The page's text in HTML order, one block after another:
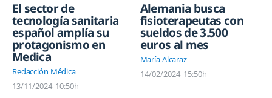
El sector de
tecnología sanitaria
español amplía su
protagonismo en
Medica
Redacción Médica
13/11/2024 10:50h
Alemania busca
fisioterapeutas con
sueldos de 3.500
euros al mes
María Alcaraz
14/02/2024 15:50h